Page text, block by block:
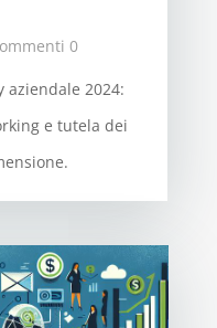
0
aziendale 2024:
e tutela dei